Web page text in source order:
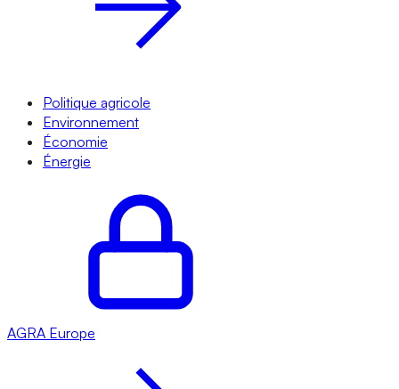
Politique agricole
Environnement
Économie
Énergie
AGRA Europe